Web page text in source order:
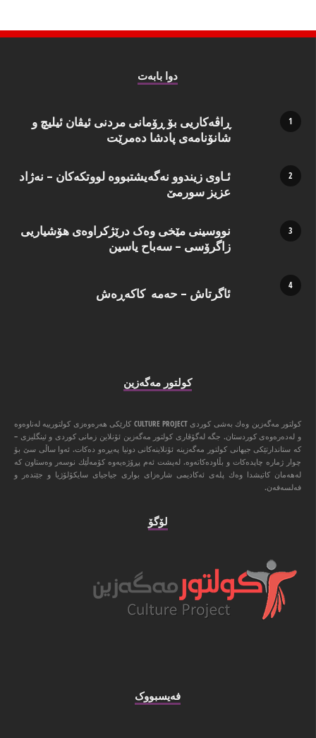
دوا بابه‌ت
ڕاڤەکاریی بۆ ڕۆمانی مردنی ئیڤان ئیلیچ و
شانۆنامەی پادشا دەمرێت
ئـاوی زیندوو نه‌گه‌یشتبووه‌ لووتكه‌كان – نه‌ژاد
عزیز سورمێ
نووسینی مێخی وەک درێژکراوەی هۆشیاریی
زاگرۆسی – سەباح یاسین
ئاگرتاش – حەمە کاکەڕەش
كولتور مه‌گه‌زین
كولتور مه‌گه‌زین وه‌ك به‌شی كوردی CULTURE PROJECT كارێكی هه‌ره‌وه‌زی كولتورییه‌ له‌ناوه‌وه‌
و له‌ده‌ره‌وه‌ی كوردستان. جگه‌ له‌گۆڤاری كولتور مه‌گه‌زین ئۆنلاین زمانی كوردی و ئینگلیزی –
كه‌ ستاندارتێكی جیهانی كولتور مه‌گه‌زینه‌ ئۆنلاینه‌كانی دونیا په‌یڕه‌و ده‌كات. ئه‌وا ‌ساڵی سێ بۆ
چوار ژماره‌ چاپده‌كات و بڵاوده‌كاته‌وه‌. له‌پشت ئه‌م پڕۆژه‌یه‌وه‌ كۆمه‌ڵێك نوسه‌ر وه‌ستاون كه‌
له‌هه‌مان كاتیشدا وه‌ك پله‌ی ئه‌كادیمی شاره‌زای بواری جیاجیای سایكۆلۆژیا و جێنده‌ر و
فه‌لسه‌فه‌ن.
لۆگۆ
فه‌یسبووک